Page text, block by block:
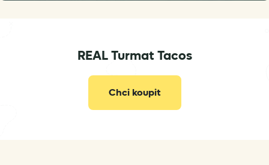
REAL Turmat Tacos
Chci koupit